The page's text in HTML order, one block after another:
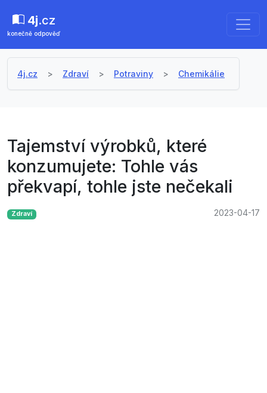
4j.cz
konečně odpověď
4j.cz Zdraví Potraviny Chemikálie
Tajemství výrobků, které
konzumujete: Tohle vás
překvapí, tohle jste nečekali
Zdraví 2023-04-17